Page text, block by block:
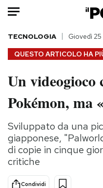
HOME
Italia
Mondo
Politica
Tecnologia
Internet
Scienza
Cultura
Economia
QUESTO ARTICOLO HA
TECNOLOGIA Giovedì
Un videogioco
Pokémon, ma
Sviluppato da una
giapponese,
di copie in cinque
critiche
Condividi